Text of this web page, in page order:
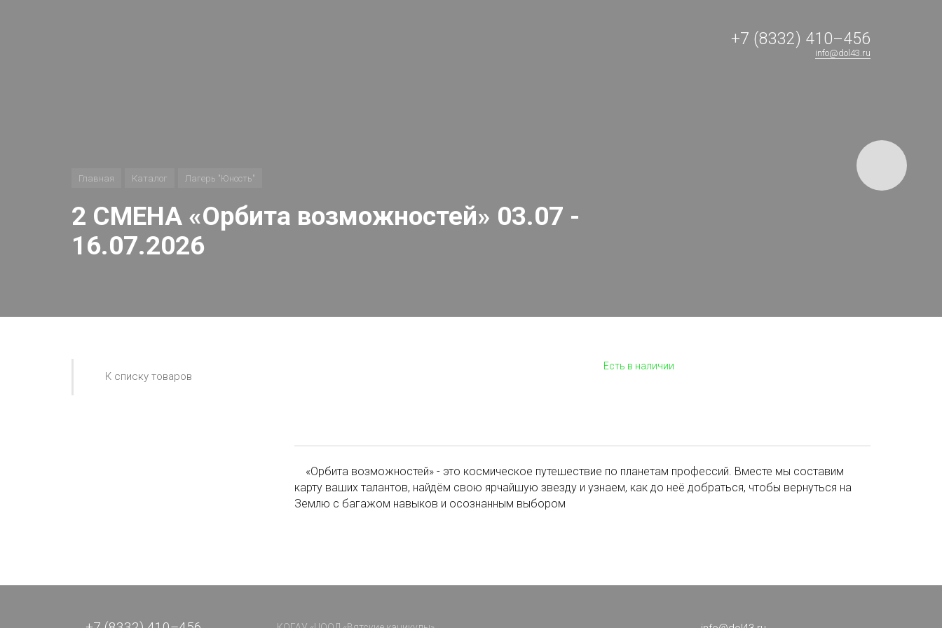
+7 (8332) 410–456
info@dol43.ru
Главная Каталог Лагерь "Юность"
2 СМЕНА «Орбита возможностей» 03.07 -
16.07.2026
К списку товаров
Есть в наличии
«Орбита возможностей» - это космическое путешествие по планетам профессий. Вместе мы составим
карту ваших талантов, найдём свою ярчайшую звезду и узнаем, как до неё добраться, чтобы вернуться на
Землю с багажом навыков и осознанным выбором